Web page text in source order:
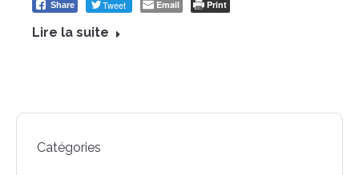
Share Tweet Email Print
Lire la suite
Catégories